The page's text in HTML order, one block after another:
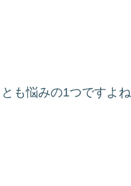
も悩みの1つですよね